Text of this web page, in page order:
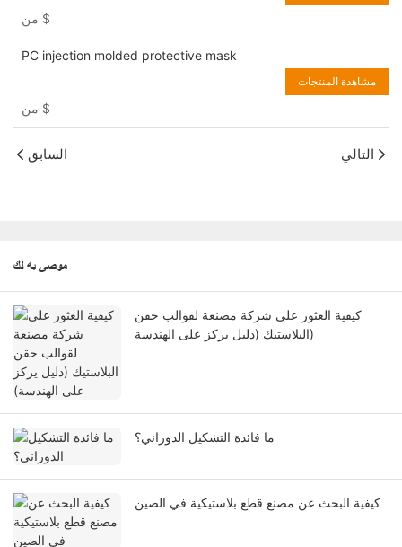
$
PC injection molded protective mask
$
مشاهدة المنتجات
السابق التالي
موصى به لك
كيفية العثور على شركة مصنعة لقوالب حقن
البلاستيك (دليل يركز على الهندسة)
ما فائدة التشكيل الدوراني؟
كيفية البحث عن مصنع قطع بلاستيكية في الصين